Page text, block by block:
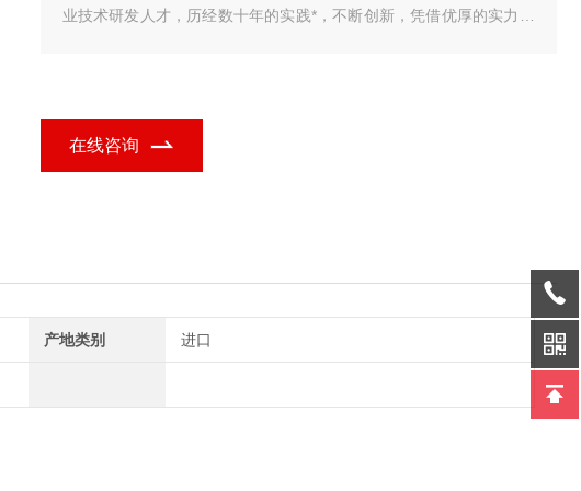
业技术研发人才，历经数十年的实践*，不断创新，凭借优厚的实力为
在线咨询
产地类别 进口